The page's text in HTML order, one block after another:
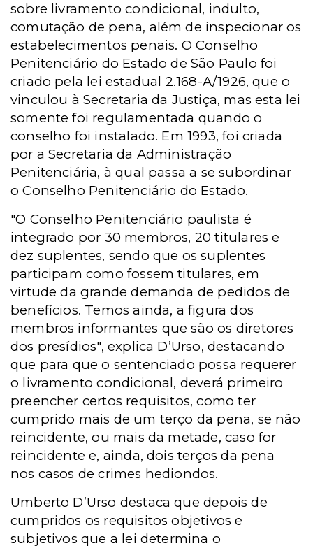
sobre livramento condicional, indulto,
comutação de pena, além de inspecionar os
estabelecimentos penais. O Conselho
Penitenciário do Estado de São Paulo foi
criado pela lei estadual 2.168-A/1926, que o
vinculou à Secretaria da Justiça, mas esta lei
somente foi regulamentada quando o
conselho foi instalado. Em 1993, foi criada
por a Secretaria da Administração
Penitenciária, à qual passa a se subordinar
o Conselho Penitenciário do Estado.
"O Conselho Penitenciário paulista é
integrado por 30 membros, 20 titulares e
dez suplentes, sendo que os suplentes
participam como fossem titulares, em
virtude da grande demanda de pedidos de
benefícios. Temos ainda, a figura dos
membros informantes que são os diretores
dos presídios", explica D’Urso, destacando
que para que o sentenciado possa requerer
o livramento condicional, deverá primeiro
preencher certos requisitos, como ter
cumprido mais de um terço da pena, se não
reincidente, ou mais da metade, caso for
reincidente e, ainda, dois terços da pena
nos casos de crimes hediondos.
Umberto D’Urso destaca que depois de
cumpridos os requisitos objetivos e
subjetivos que a lei determina o